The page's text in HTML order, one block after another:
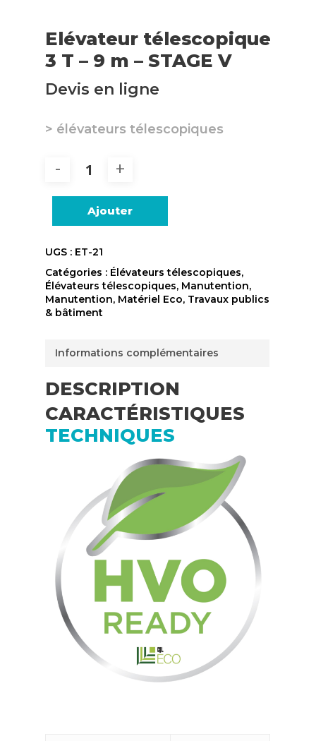
Elévateur télescopique
3 T – 9 m – STAGE V
Devis en ligne
> élévateurs télescopiques
Ajouter
UGS : ET-21
Catégories : Élévateurs télescopiques,
Élévateurs télescopiques, Manutention,
Manutention, Matériel Eco, Travaux publics
& bâtiment
Informations complémentaires
DESCRIPTION
CARACTÉRISTIQUES
TECHNIQUES